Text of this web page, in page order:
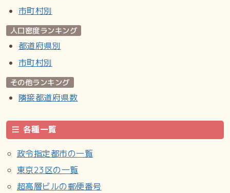
市町村別
人口密度ランキング
都道府県別
市町村別
その他ランキング
隣接都道府県数
各種一覧
政令指定都市の一覧
東京23区の一覧
超高層ビルの郵便番号